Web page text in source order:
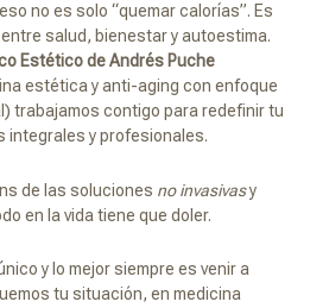
no es solo “quemar calorías”. Es
salud, bienestar y autoestima.
Estético de Andrés Puche
estética y anti-aging con enfoque
trabajamos contigo para redefinir tu
integrales y profesionales.
de las soluciones no invasivasy
en la vida tiene que doler.
y lo mejor siempre es venir a
tu situación, en medicina